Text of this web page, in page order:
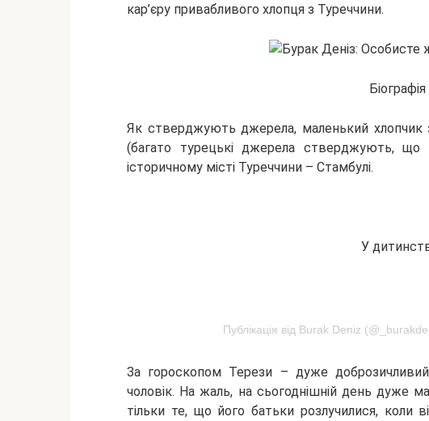
кар’єру привабливого хлопця з Туреччини.
Біографія
Як стверджують джерела, маленький хлопчик
(багато турецькі джерела стверджують,
історичному місті Туреччини – Стамбулі.
У
Публікація від Burak Deniz
За гороскопом Терези – дуже
чоловік. На жаль, на сьогоднішній день дуже
тільки те, що його батьки розлучилися,